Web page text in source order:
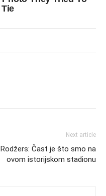
Next article
Rodžers: Čast je što smo na
ovom istorijskom stadionu